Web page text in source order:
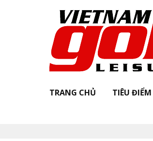
TRANG CHỦ TIÊU ĐIỂM